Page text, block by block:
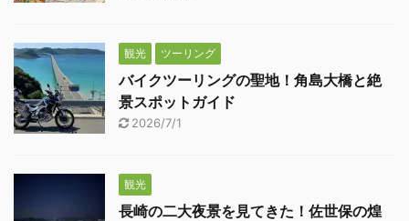
観光 ツーリング
バイクツーリングの聖地！角島大橋と絶
景スポットガイド
2026/7/1
観光
長崎の二大夜景を見てきた！佐世保の煌